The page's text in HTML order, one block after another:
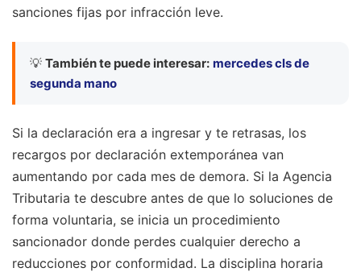
sanciones fijas por infracción leve.
💡 También te puede interesar: mercedes cls de
segunda mano
Si la declaración era a ingresar y te retrasas, los
recargos por declaración extemporánea van
aumentando por cada mes de demora. Si la Agencia
Tributaria te descubre antes de que lo soluciones de
forma voluntaria, se inicia un procedimiento
sancionador donde perdes cualquier derecho a
reducciones por conformidad. La disciplina horaria